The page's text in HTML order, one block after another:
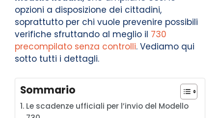
opzioni a disposizione dei cittadini,
soprattutto per chi vuole prevenire possibili
verifiche sfruttando al meglio il 730
precompilato senza controlli. Vediamo qui
sotto tutti i dettagli.
Sommario
Le scadenze ufficiali per l’invio del Modello